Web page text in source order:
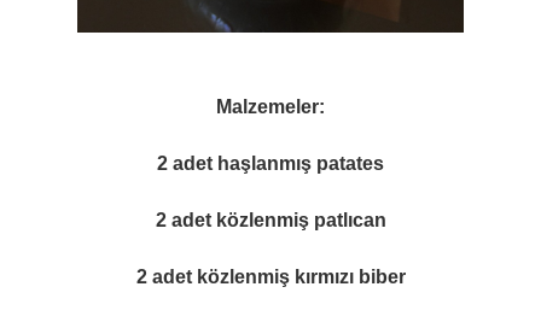
Malzemeler:
2 adet haşlanmış patates
2 adet közlenmiş patlıcan
2 adet közlenmiş kırmızı biber